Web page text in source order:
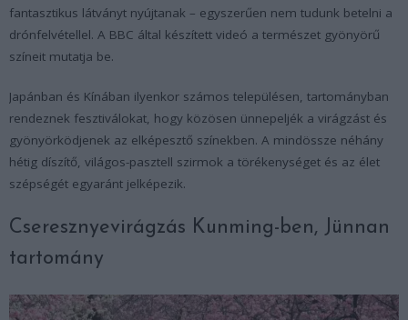
fantasztikus látványt nyújtanak – egyszerűen nem tudunk betelni a
drónfelvétellel. A BBC által készített videó a természet gyönyörű
színeit mutatja be.
Japánban és Kínában ilyenkor számos településen, tartományban
rendeznek fesztiválokat, hogy közösen ünnepeljék a virágzást és
gyönyörködjenek az elképesztő színekben. A mindössze néhány
hétig díszítő, világos-pasztell szirmok a törékenységet és az élet
szépségét egyaránt jelképezik.
Cseresznyevirágzás Kunming-ben, Jünnan
tartomány